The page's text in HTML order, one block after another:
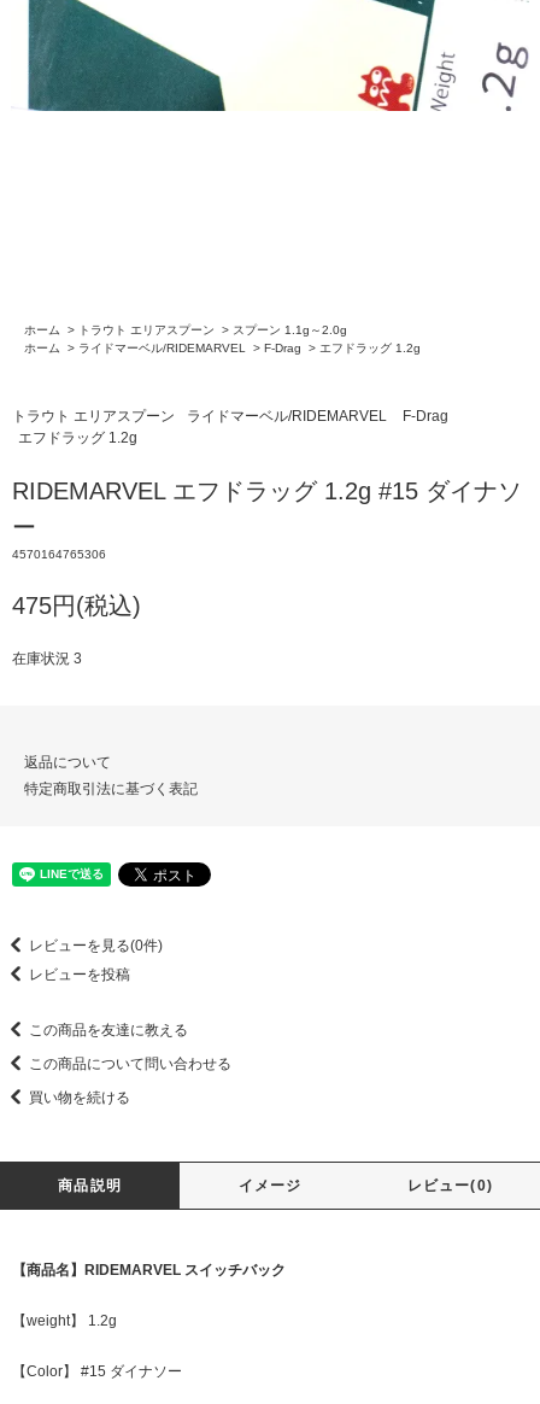
ホーム > トラウト エリアスプーン > スプーン 1.1g～2.0g
ホーム
> ライドマーベル/RIDEMARVEL > F-Drag > エフドラッグ 1.2g
トラウト エリアスプーン ライドマーベル/RIDEMARVEL
F-Drag
エフドラッグ 1.2g
RIDEMARVEL エフドラッグ 1.2g #15 ダイナソ
ー
4570164765306
475円(税込)
在庫状況 3
返品について
特定商取引法に基づく表記
レビューを見る(0件)
レビューを投稿
この商品を友達に教える
この商品について問い合わせる
買い物を続ける
商品説明 イメージ レビュー(0)
【商品名】RIDEMARVEL スイッチバック
【weight】 1.2g
【Color】 #15 ダイナソー